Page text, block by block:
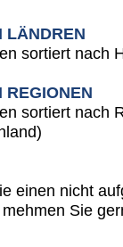
LÄNDREN
sortiert nach
REGIONEN
sortiert nach
einen nicht
Sie